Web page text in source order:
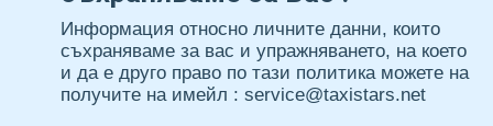
Информация относно личните данни, които
съхраняваме за вас и упражняването, на което
и да е друго право по тази политика можете на
получите на имейл : service@taxistars.net